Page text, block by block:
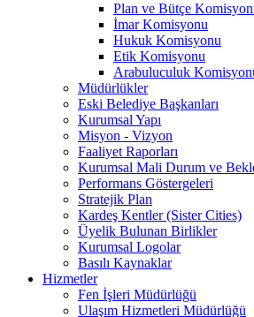
Plan ve Bütçe
İmar Komisyonu
Hukuk Komisyonu
Etik Komisyonu
Arabuluculuk
Müdürlükler
Eski Belediye Başkanları
Kurumsal Yapı
Misyon - Vizyon
Faaliyet Raporları
Kurumsal Mali Durum ve
Performans Göstergeleri
Stratejik Plan
Kardeş Kentler (Sister Cities)
Üyelik Bulunan Birlikler
Kurumsal Logolar
Basılı Kaynaklar
Hizmetler
Fen İşleri Müdürlüğü
Ulaşım Hizmetleri Müdürlüğü